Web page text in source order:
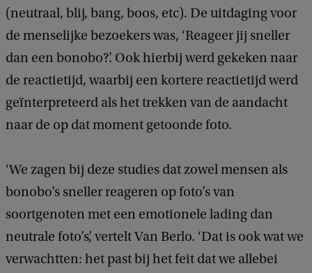
(neutraal, blij, bang, boos, etc). De uitdaging voor
de menselijke bezoekers was, ‘Reageer jij sneller
dan een bonobo?’. Ook hierbij werd gekeken naar
de reactietijd, waarbij een kortere reactietijd werd
geïnterpreteerd als het trekken van de aandacht
naar de op dat moment getoonde foto.
‘We zagen bij deze studies dat zowel mensen als
bonobo’s sneller reageren op foto’s van
soortgenoten met een emotionele lading dan
neutrale foto’s’, vertelt Van Berlo. ‘Dat is ook wat we
verwachtten: het past bij het feit dat we allebei